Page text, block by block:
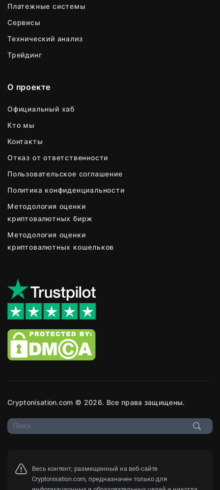
Платежные системы
Сервисы
Технический анализ
Трейдинг
О проекте
Официальный хаб
Кто мы
Контакты
Отказ от ответственности
Пользовательское соглашение
Политика конфиденциальности
Методология оценки
криптовалютных бирж
Методология оценки
криптовалютных кошельков
Cryptonisation.com © 2026. Все права защищены.
Весь контент, размещенный на веб-сайте
Cryptonisation.com, предназначен только для